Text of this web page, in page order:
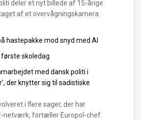
deler et nyt billede af 15-årige
af et overvågningskamera
hastepakke mod snyd med AI
skoledag
med dansk politi i
der knytter sig til sadistiske
i flere sager, der har
netværk, fortæller Europol-chef.